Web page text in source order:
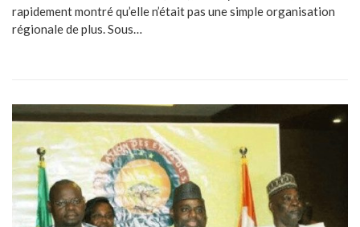
rapidement montré qu’elle n’était pas une simple organisation
régionale de plus. Sous…